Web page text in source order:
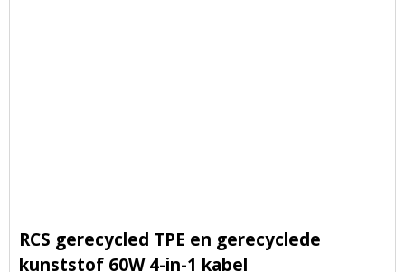
RCS gerecycled TPE en gerecyclede
kunststof 60W 4-in-1 kabel